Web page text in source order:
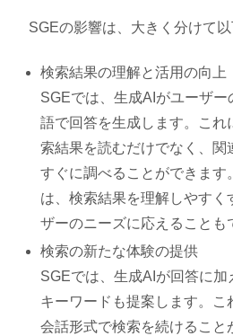
SGEの影響は、大きく分けて以
検索結果の理解と活用の向上
SGEでは、生成AIがユーザ
語で回答を生成します。これ
索結果を読むだけでなく、関
すぐに調べることができます
は、検索結果を理解しやすく
ザーのニーズに応えることも
検索の新たな体験の提供
SGEでは、生成AIが回答に
キーワードも提案します。こ
会話形式で検索を続けること